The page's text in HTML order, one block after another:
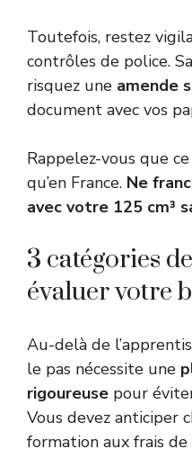
Toutefois, restez
contrôles de police.
risquez une amende
document avec vos
Rappelez-vous que
qu’en France. Ne
avec votre 125 cm³
3 catégories
évaluer votre
Au-delà de
le pas nécessite une
rigoureuse pour
Vous devez anticiper
formation aux frais